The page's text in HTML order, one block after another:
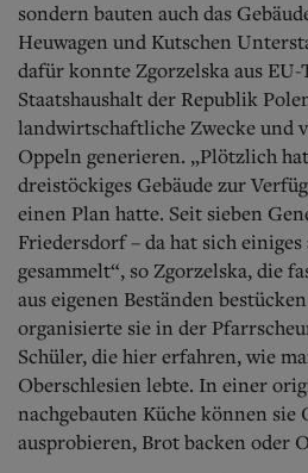
sondern bauten auch das
Heuwagen und Kutschen
dafür konnte Zgorzelska aus EU-
Staatshaushalt der Republik
landwirtschaftliche Zwecke und
Oppeln generieren. „Plötzlich
dreistöckiges Gebäude zur
einen Plan hatte. Seit sieben
Friedersdorf – da hat sich
gesammelt“, so Zgorzelska, die
aus eigenen Beständen
organisierte sie in der
Schüler, die hier erfahren, wie
Oberschlesien lebte. In einer
nachgebauten Küche können sie
ausprobieren, Brot backen oder